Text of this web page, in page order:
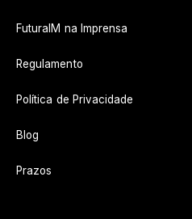
FuturaIM na Imprensa
Regulamento
Política de Privacidade
Blog
Prazos